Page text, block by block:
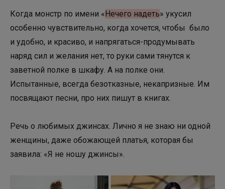
Когда монстр по имени «Нечего надеть» укусил
особенно чувствительно, когда хочется, чтобы было
и удобно, и красиво, и напрягаться-продумывать
наряд сил и желания нет, то руки сами тянутся к
заветной полке в шкафу. А на полке они.
Испытанные, всегда безотказные, некапризные. Им
посвящают песни, про них пишут в книгах.
Речь о любимых джинсах. Лично я не знаю ни одной
женщины, даже обожающей платья, которая бы
заявила: «Я не ношу джинсы».